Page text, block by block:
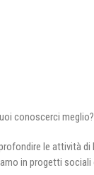
conoscerci
le attività di
in progetti